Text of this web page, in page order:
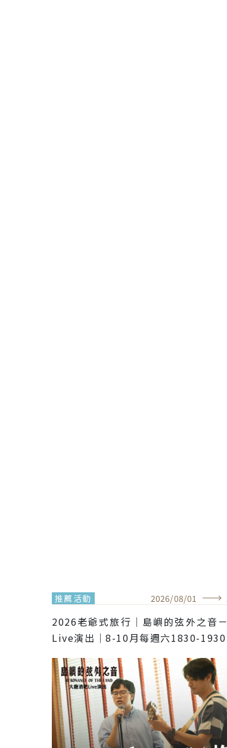
推薦活動 2026/08/01
2026老爺式旅行｜島嶼的弦外之音
Live演出｜8-10月每週六1830-1930